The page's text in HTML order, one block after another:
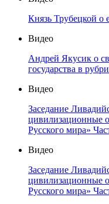
Князь Трубецкой о
Видео
Андрей Якусик о
государства в
Видео
Заседание
цивилизационные
Русского мира»
Видео
Заседание
цивилизационные
Русского мира»